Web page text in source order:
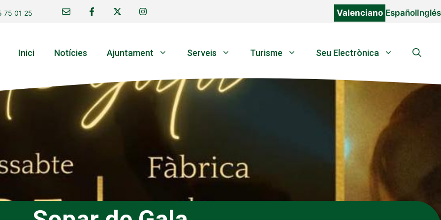
75 01 25 Valenciano EspañolInglés
Inici Notícies Ajuntament Serveis Turisme Seu Electrònica